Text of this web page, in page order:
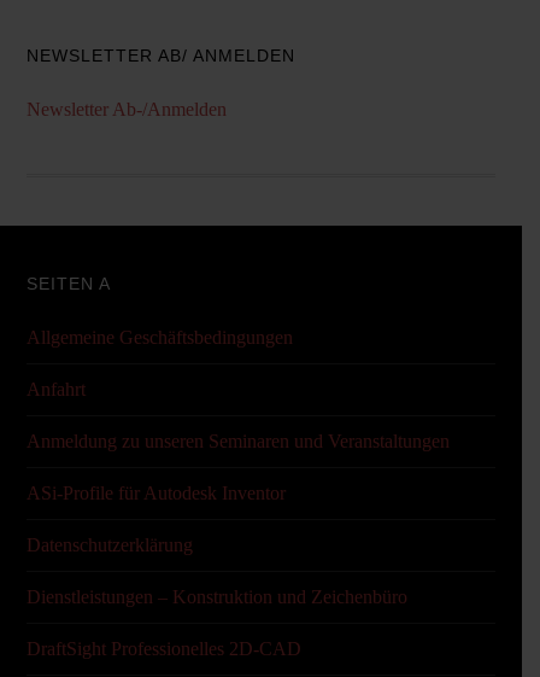
NEWSLETTER AB/ ANMELDEN
Newsletter Ab-/Anmelden
SEITEN A
Allgemeine Geschäftsbedingungen
Anfahrt
Anmeldung zu unseren Seminaren und Veranstaltungen
ASi-Profile für Autodesk Inventor
Datenschutzerklärung
Dienstleistungen – Konstruktion und Zeichenbüro
DraftSight Professionelles 2D-CAD